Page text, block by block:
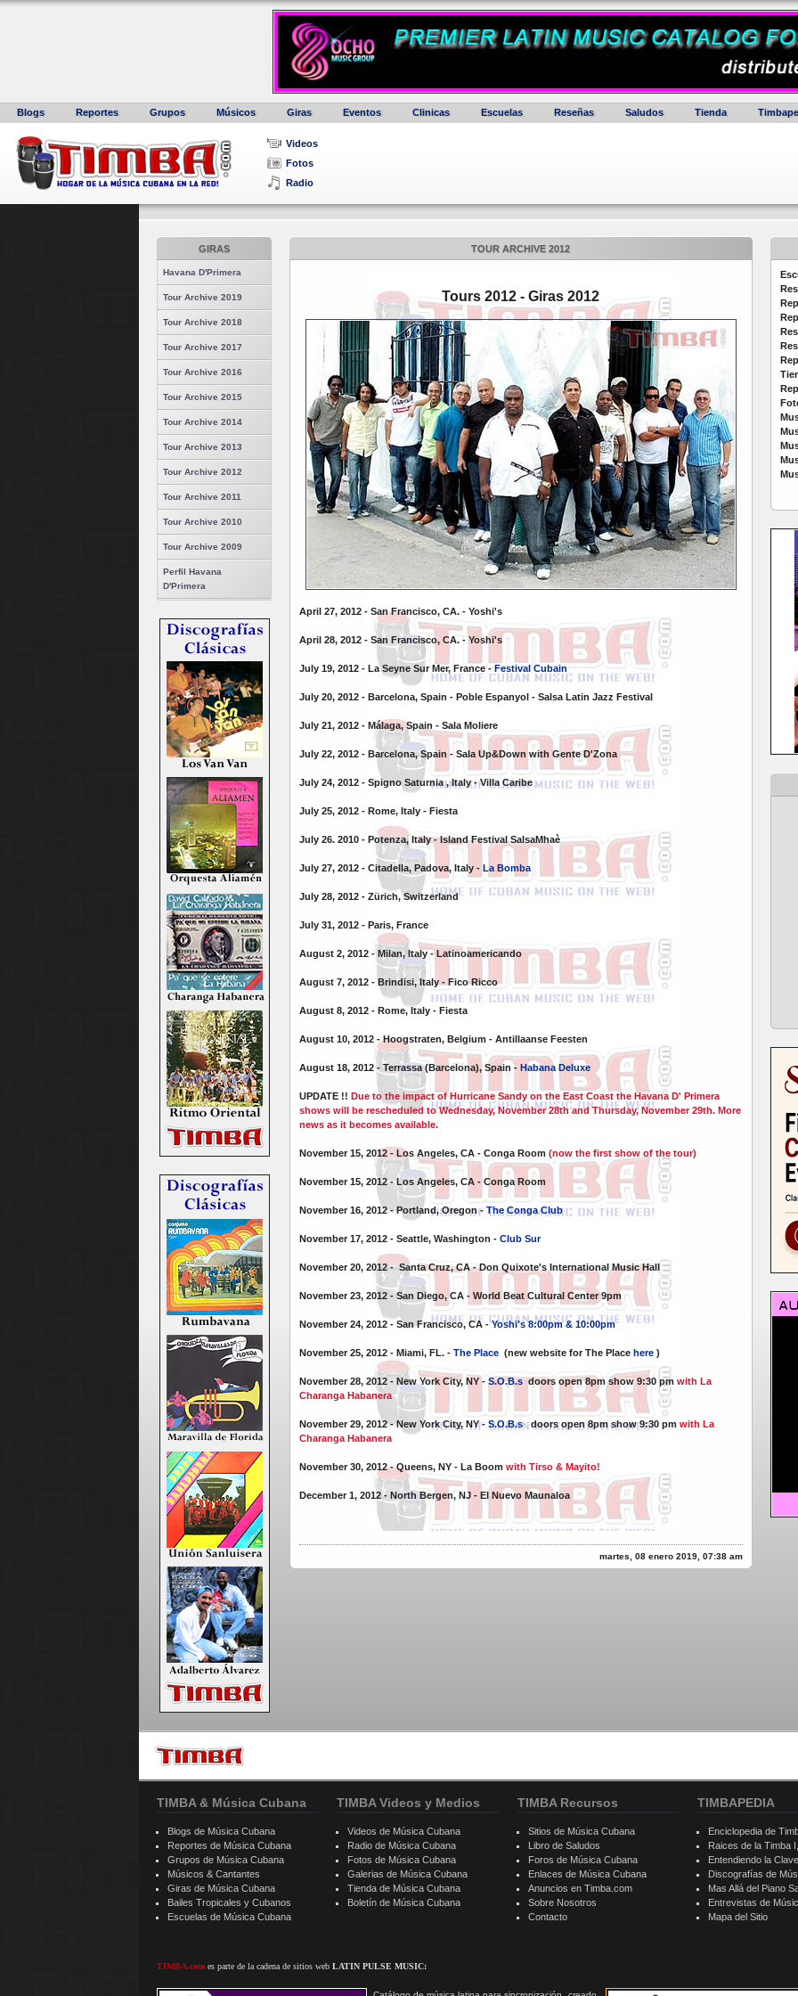
Blogs Reportes Grupos Músicos Giras Eventos Clinicas Escuelas Reseñas Saludos Tienda
Videos
Fotos
Radio
GIRAS
Havana D'Primera
Tour Archive 2019
Tour Archive 2018
Tour Archive 2017
Tour Archive 2016
Tour Archive 2015
Tour Archive 2014
Tour Archive 2013
Tour Archive 2012
Tour Archive 2011
Tour Archive 2010
Tour Archive 2009
Perfil Havana
D'Primera
TOUR ARCHIVE 2012
Tours 2012 - Giras 2012
April 27, 2012 - San Francisco, CA. - Yoshi's
April 28, 2012 - San Francisco, CA. - Yoshi's
July 19, 2012 - La Seyne Sur Mer, France - Festival Cubain
July 20, 2012 - Barcelona, Spain - Poble Espanyol - Salsa Latin Jazz Festival
July 21, 2012 - Málaga, Spain - Sala Moliere
July 22, 2012 - Barcelona, Spain - Sala Up&Down with Gente D'Zona
July 24, 2012 - Spigno Saturnia , Italy - Villa Caribe
July 25, 2012 - Rome, Italy - Fiesta
July 26. 2010 - Potenza, Italy - Island Festival SalsaMhaè
July 27, 2012 - Citadella, Padova, Italy - La Bomba
July 28, 2012 - Zürich, Switzerland
July 31, 2012 - Paris, France
August 2, 2012 - Milan, Italy - Latinoamericando
August 7, 2012 - Brindisi, Italy - Fico Ricco
August 8, 2012 - Rome, Italy - Fiesta
August 10, 2012 - Hoogstraten, Belgium - Antillaanse Feesten
August 18, 2012 - Terrassa (Barcelona), Spain - Habana Deluxe
UPDATE !! Due to the impact of Hurricane Sandy on the East Coast the Havana D' Primera
shows will be rescheduled to Wednesday, November 28th and Thursday, November 29th. More
news as it becomes available.
November 15, 2012 - Los Angeles, CA - Conga Room (now the first show of the tour)
November 15, 2012 - Los Angeles, CA - Conga Room
November 16, 2012 - Portland, Oregon - The Conga Club
November 17, 2012 - Seattle, Washington - Club Sur
November 20, 2012 - Santa Cruz, CA - Don Quixote's International Music Hall
November 23, 2012 - San Diego, CA - World Beat Cultural Center 9pm
November 24, 2012 - San Francisco, CA -Yoshi's 8:00pm & 10:00pm
November 25, 2012 - Miami, FL. - The Place(new website for The Placehere)
November 28, 2012 - New York City, NY - S.O.B.sdoors open 8pm show 9:30 pm with La
Charanga Habanera
November 29, 2012 - New York City, NY - S.O.B.s doors open 8pm show 9:30 pm with La
Charanga Habanera
November 30, 2012 - Queens, NY - La Boom with Tirso & Mayito!
December 1, 2012 - North Bergen, NJ - El Nuevo Maunaloa
martes, 08 enero 2019, 07:38 am
TIMBA & Música Cubana
Blogs de Música Cubana
Reportes de Música Cubana
Grupos de Música Cubana
Músicos & Cantantes
Giras de Música Cubana
Bailes Tropicales y Cubanos
Escuelas de Música Cubana
TIMBA.comes parte de la cadena de sitios web LATIN PULSE MUSIC:
TIMBA Videos y Medios
Videos de Música Cubana
Radio de Música Cubana
Fotos de Música Cubana
Galerias de Música Cubana
Tienda de Música Cubana
Boletín de Música Cubana
TIMBA Recursos
Sitios de Música Cubana
Libro de Saludos
Foros de Música Cubana
Enlaces de Música Cubana
Anuncios en Timba.com
Sobre Nosotros
Contacto
TIMBAPEDIA
Enciclopedia de
Raices de la Timba
Entendiendo la
Discografías de
Mas Allá del Piano
Entrevistas de
Mapa del Sitio